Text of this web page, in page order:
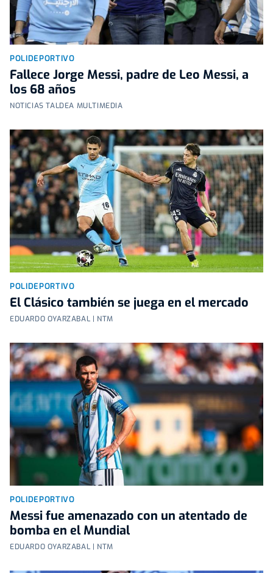
POLIDEPORTIVO
Fallece Jorge Messi, padre de Leo Messi, a
los 68 años
NOTICIAS TALDEA MULTIMEDIA
POLIDEPORTIVO
El Clásico también se juega en el mercado
EDUARDO OYARZABAL | NTM
POLIDEPORTIVO
Messi fue amenazado con un atentado de
bomba en el Mundial
EDUARDO OYARZABAL | NTM